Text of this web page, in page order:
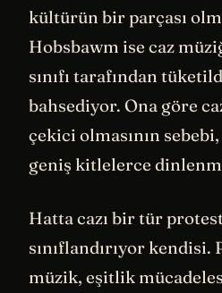
kültürün bir parçası
Hobsbawm ise caz
sınıfı tarafından
bahsediyor. Ona göre
çekici olmasının
geniş kitlelerce
Hatta cazı bir tür
sınıflandırıyor kendisi.
müzik, eşitlik